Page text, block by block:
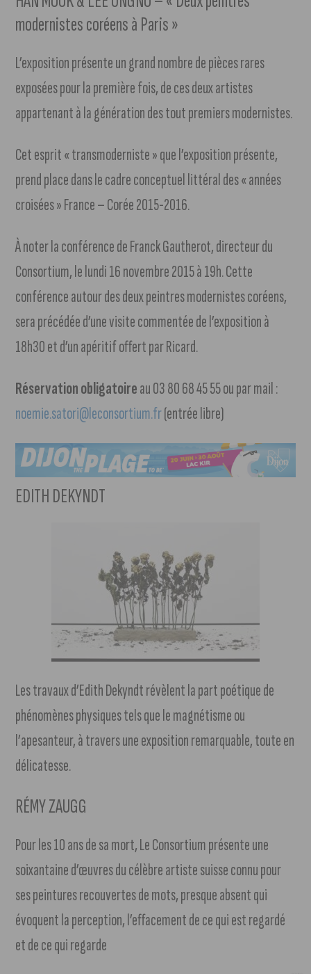
modernistes coréens à Paris »
L’exposition présente un grand nombre de pièces rares
exposées pour la première fois, de ces deux artistes
appartenant à la génération des tout premiers modernistes.
Cet esprit « transmoderniste » que l’exposition présente,
prend place dans le cadre conceptuel littéral des « années
croisées » France – Corée 2015-2016.
À noter la conférence de Franck Gautherot, directeur du
Consortium, le lundi 16 novembre 2015 à 19h. Cette
conférence autour des deux peintres modernistes coréens,
sera précédée d’une visite commentée de l’exposition à
18h30 et d’un apéritif offert par Ricard.
Réservation obligatoireau 03 80 68 45 55 ou par mail :
noemie.satori@leconsortium.fr(entrée libre)
EDITH DEKYNDT
Les travaux d’Edith Dekyndt révèlent la part poétique de
phénomènes physiques tels que le magnétisme ou
l’apesanteur, à travers une exposition remarquable, toute en
délicatesse.
RÉMY ZAUGG
Pour les 10 ans de sa mort, Le Consortium présente une
soixantaine d’œuvres du célèbre artiste suisse connu pour
ses peintures recouvertes de mots, presque absent qui
évoquent la perception, l’effacement de ce qui est regardé
et de ce qui regarde